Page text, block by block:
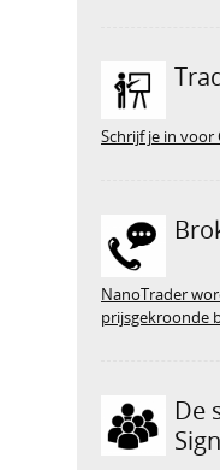
Schrijf je in voor
NanoTrader
prijsgekroonde
De